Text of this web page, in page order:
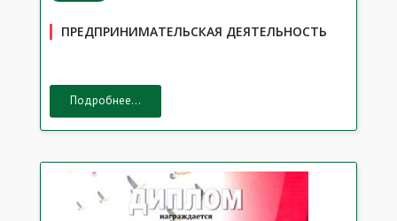
ПРЕДПРИНИМАТЕЛЬСКАЯ ДЕЯТЕЛЬНОСТЬ
Подробнее...